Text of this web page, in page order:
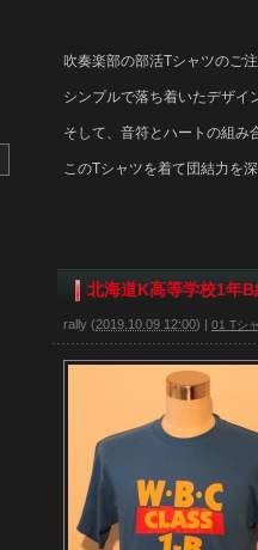
吹奏楽部の部活Tシャツのご
シンプルで落ち着いたデザイ
そして、音符とハートの組み
このTシャツを着て団結力を
北海道K高等学校1年B
rally (2019.10.09 12:00) | 01 Tシ